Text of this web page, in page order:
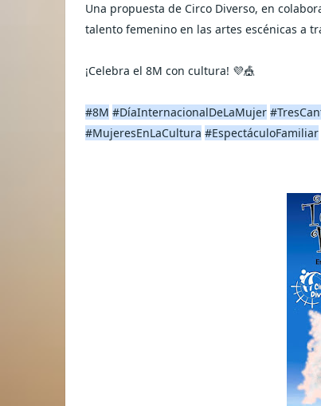
Una propuesta de Circo Diverso, en
talento femenino en las artes escénicas a
¡Celebra el 8M con cultura! 💜🎪
#8M #DíaInternacionalDeLaMujer
#MujeresEnLaCultura #EspectáculoFamiliar